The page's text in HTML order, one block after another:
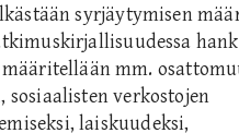
syrjäytymisen
määritellään mm.
verkostojen
laiskuudeksi,